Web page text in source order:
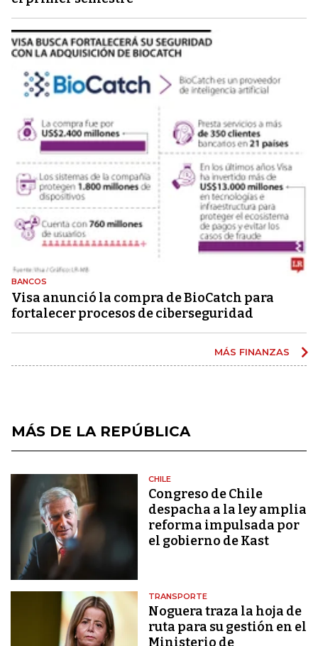
BANCOS
Visa anunció la compra de BioCatch para
fortalecer procesos de ciberseguridad
MÁS FINANZAS
MÁS DE LA REPÚBLICA
CHILE
Congreso de Chile
despacha a la ley amplia
reforma impulsada por
el gobierno de Kast
TRANSPORTE
Noguera traza la hoja de
ruta para su gestión en el
Ministerio de